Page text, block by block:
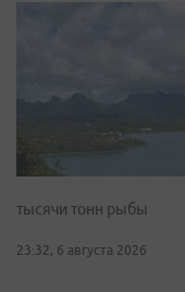
тысячи тонн рыбы
23:32, 6 августа 2026